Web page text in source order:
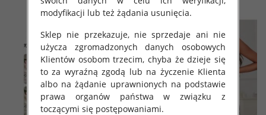
modyfikacji lub też żądania usunięcia.
Sklep nie przekazuje, nie sprzedaje ani nie
użycza zgromadzonych danych osobowych
Klientów osobom trzecim, chyba że dzieje się
to za wyraźną zgodą lub na życzenie Klienta
albo na żądanie uprawnionych na podstawie
prawa organów państwa w związku z
toczącymi się postępowaniami.